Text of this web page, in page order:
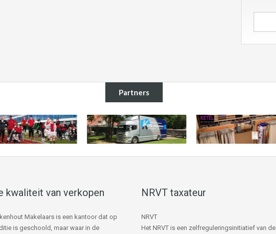
Partners
kwaliteit van verkopen
Makelaars is een kantoor dat op
is geschoold, maar waar in de
NRVT taxateur
NRVT
Het NRVT is een zelfreguleringsinitiatief van de